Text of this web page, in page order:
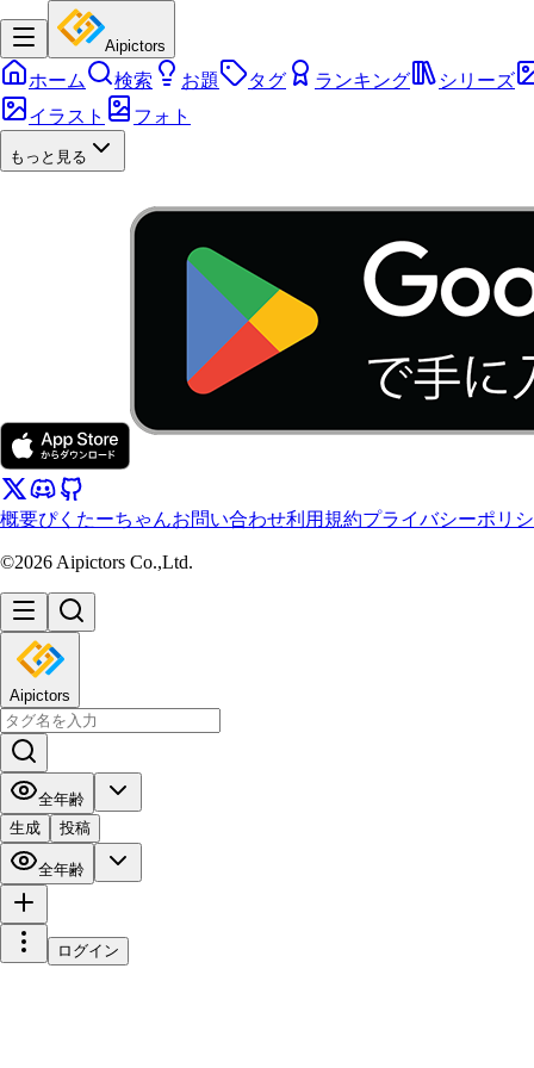
Aipictors
ホーム 検索 お題 タグ ランキング
シリーズ
イラスト
フォト
もっと見る
概要ぴくたーちゃんお問い合わせ利用規約プライバシーポリ
©2026 Aipictors Co.,Ltd.
Aipictors
全年齢
生成
投稿
全年齢
ログイン